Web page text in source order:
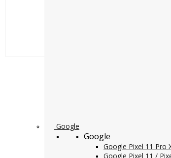
Google
Google
Google Pixel 11 Pro
Google Pixel 11 /